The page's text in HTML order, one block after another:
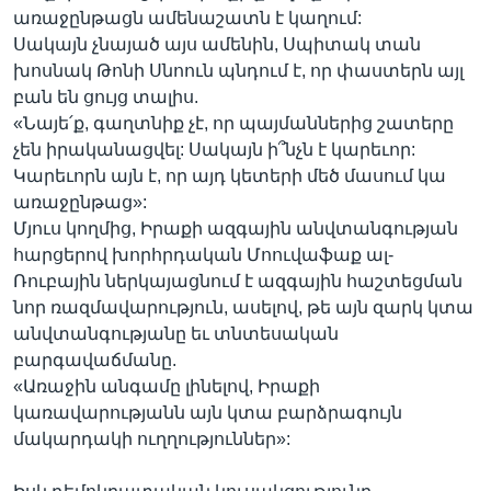
առաջընթացն ամենաշատն է կաղում:
Սակայն չնայած այս ամենին, Սպիտակ տան
խոսնակ Թոնի Սնոուն պնդում է, որ փաստերն այլ
բան են ցույց տալիս.
«Նայե՛ք, գաղտնիք չէ, որ պայմաններից շատերը
չեն իրականացվել: Սակայն ի՞նչն է կարեւոր:
Կարեւորն այն է, որ այդ կետերի մեծ մասում կա
առաջընթաց»:
Մյուս կողմից, Իրաքի ազգային անվտանգության
հարցերով խորհրդական Մոուվաֆաք ալ-
Ռուբային ներկայացնում է ազգային հաշտեցման
նոր ռազմավարություն, ասելով, թե այն զարկ կտա
անվտանգությանը եւ տնտեսական
բարգավաճմանը.
«Առաջին անգամը լինելով, Իրաքի
կառավարությանն այն կտա բարձրագույն
մակարդակի ուղղություններ»: